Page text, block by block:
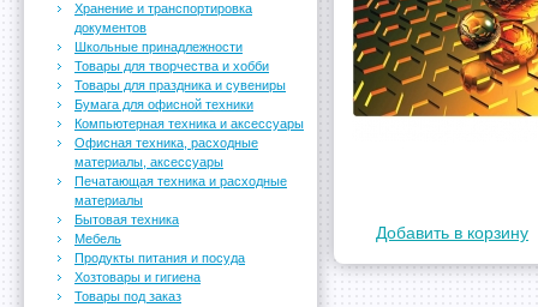
Добавить в корзину
Хранение и транспортировка
документов
Школьные принадлежности
Товары для творчества и хобби
Товары для праздника и сувениры
Бумага для офисной техники
Компьютерная техника и аксессуары
Офисная техника, расходные
материалы, аксессуары
Печатающая техника и расходные
материалы
Бытовая техника
Мебель
Продукты питания и посуда
Хозтовары и гигиена
Товары под заказ